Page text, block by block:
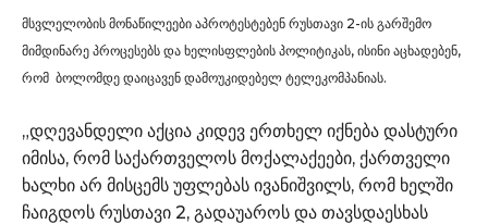
მსვლელობის მონაწილეები აპროტესტებენ რუსთავი 2-ის გარშემო
მიმდინარე პროცესებს და ხელისფლების პოლიტიკას, ისინი აცხადებენ,
რომ ბოლომდე დაიცავენ დამოუკიდებელ ტელეკომპანიას.
„დღევანდელი აქცია კიდევ ერთხელ იქნება დასტური
იმისა, რომ საქართველოს მოქალაქეები, ქართველი
ხალხი არ მისცემს უფლებას ივანიშვილს, რომ ხელში
ჩაიგდოს რუსთავი 2, გადაუაროს და თავსდაესხას